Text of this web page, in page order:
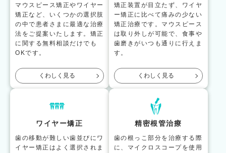
マウスピース矯正やワイヤー
矯正など、いくつかの選択肢
の中で患者さまに最適な治療
法をご提案いたします。矯正
に関する無料相談だけでも
OKです。
くわしく見る
矯正装置が目立たず、ワイヤ
ー矯正に比べて痛みの少ない
矯正治療です。マウスピース
は取り外しが可能で、食事や
歯磨きがいつも通りに行えま
す。
くわしく見る
ワイヤー矯正
歯の移動が難しい歯並びにワ
イヤー矯正はよく選択されま
精密根管治療
歯の根っこ部分を治療する際
に、マイクロスコープを使用